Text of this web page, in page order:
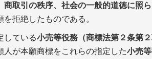
商取引の秩序、社会の一般的道徳に照
拒絶したものである。
している小売等役務（商標法第２条第
が本願商標をこれらの指定した小売